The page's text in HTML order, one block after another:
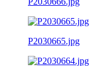
P2030665.jpg